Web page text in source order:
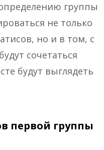
группы
не только
но и в том, с
сочетаться
будут выглядеть
первой группы